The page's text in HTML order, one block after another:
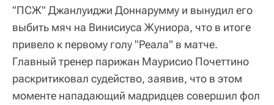
"ПСЖ" Джанлуиджи Доннарумму и вынудил его
выбить мяч на Винисиуса Жуниора, что в итоге
привело к первому голу "Реала" в матче.
Главный тренер парижан Маурисио Почеттино
раскритиковал судейство, заявив, что в этом
моменте нападающий мадридцев совершил фол